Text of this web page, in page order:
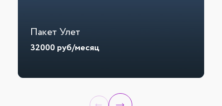
Пакет Улет
32000руб/месяц